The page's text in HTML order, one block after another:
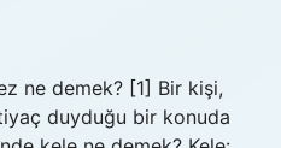
ne demek? [1] Bir kişi,
duyduğu bir konuda